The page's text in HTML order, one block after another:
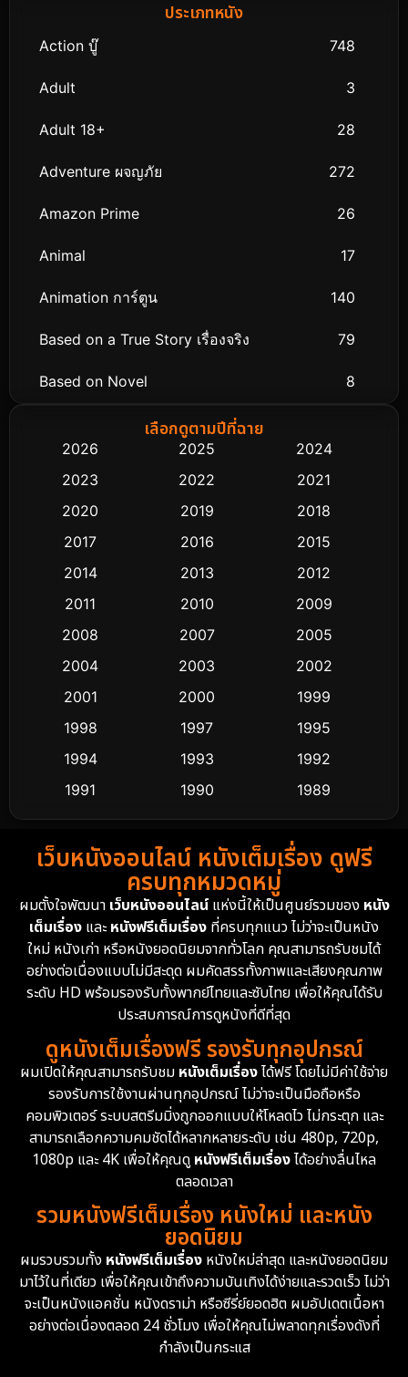
ประเภทหนัง
Action บู๊ 748
Adult 3
Adult 18+ 28
Adventure ผจญภัย 272
Amazon Prime 26
Animal 17
Animation การ์ตูน 140
Based on a True Story เรื่องจริง 79
Based on Novel 8
Biography ชีวิตจริง
Classic หนังคลาสสิก
Comedy ตลก 435
Crime อาชญากรรม
Cult Film
Dance เต้น
Detective สืบสวน
Detective สืบสวน
Disney+ 4
Documentary สารคดี 94
Drama ดราม่า
Dystopian 16
Emotional 61
Epic มหากาพย์ 216
Family ครอบครัว 360
Fantasy จินตนาการ 327
Fiction 9
เลือกดูตามปีที่ฉาย
2026 2025
2024
2023
2022
2021
2020
2019
2018
2017
2016
2015
2014
2013
2012
2011
2010
2009
2008
2007
2005
2004
2003
2002
2001
2000
1999
1998
1997
1995
1994
1993
1992
1991
1990
1989
1988
1986
1985
1983
1982
1981
1974
1962
เว็บหนังออนไลน์ หนังเต็มเรื่อง ดูฟรี
ครบทุกหมวดหมู่
ผมตั้งใจพัฒนา เว็บหนังออนไลน์แห่งนี้ให้เป็นศูนย์รวมของ หนัง
เต็มเรื่อง และหนังฟรีเต็มเรื่อง ที่ครบทุกแนว ไม่ว่าจะเป็นหนัง
ใหม่ หนังเก่า หรือหนังยอดนิยมจากทั่วโลก คุณสามารถรับชมได้
อย่างต่อเนื่องแบบไม่มีสะดุด ผมคัดสรรทั้งภาพและเสียงคุณภาพ
ระดับ HD พร้อมรองรับทั้งพากย์ไทยและซับไทย เพื่อให้คุณได้รับ
ประสบการณ์การดูหนังที่ดีที่สุด
ดูหนังเต็มเรื่องฟรี รองรับทุกอุปกรณ์
ผมเปิดให้คุณสามารถรับชม หนังเต็มเรื่องได้ฟรี โดยไม่มีค่าใช้จ่าย
รองรับการใช้งานผ่านทุกอุปกรณ์ ไม่ว่าจะเป็นมือถือหรือ
คอมพิวเตอร์ ระบบสตรีมมิ่งถูกออกแบบให้โหลดไว ไม่กระตุก และ
สามารถเลือกความคมชัดได้หลากหลายระดับ เช่น 480p, 720p,
1080p และ 4K เพื่อให้คุณดูหนังฟรีเต็มเรื่องได้อย่างลื่นไหล
ตลอดเวลา
รวมหนังฟรีเต็มเรื่อง หนังใหม่ และหนัง
ยอดนิยม
ผมรวบรวมทั้ง หนังฟรีเต็มเรื่อง หนังใหม่ล่าสุด และหนังยอดนิยม
มาไว้ในที่เดียว เพื่อให้คุณเข้าถึงความบันเทิงได้ง่ายและรวดเร็ว ไม่ว่า
จะเป็นหนังแอคชั่น หนังดราม่า หรือซีรี่ย์ยอดฮิต ผมอัปเดตเนื้อหา
อย่างต่อเนื่องตลอด 24 ชั่วโมง เพื่อให้คุณไม่พลาดทุกเรื่องดังที่
กำลังเป็นกระแส